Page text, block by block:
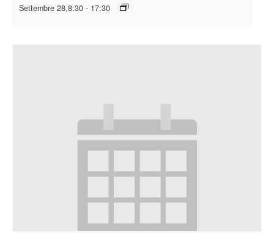
Settembre 28,8:30 - 17:30